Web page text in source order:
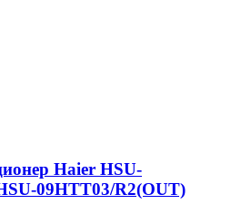
Haier HSU-
09HTT03/R2(OUT)